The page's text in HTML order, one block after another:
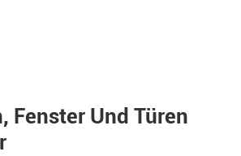
Fenster Und Türen